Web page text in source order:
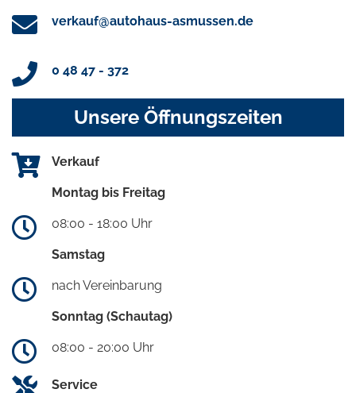
verkauf@autohaus-asmussen.de
0 48 47 - 372
Unsere Öffnungszeiten
Verkauf
Montag bis Freitag
08:00 - 18:00 Uhr
Samstag
nach Vereinbarung
Sonntag (Schautag)
08:00 - 20:00 Uhr
Service